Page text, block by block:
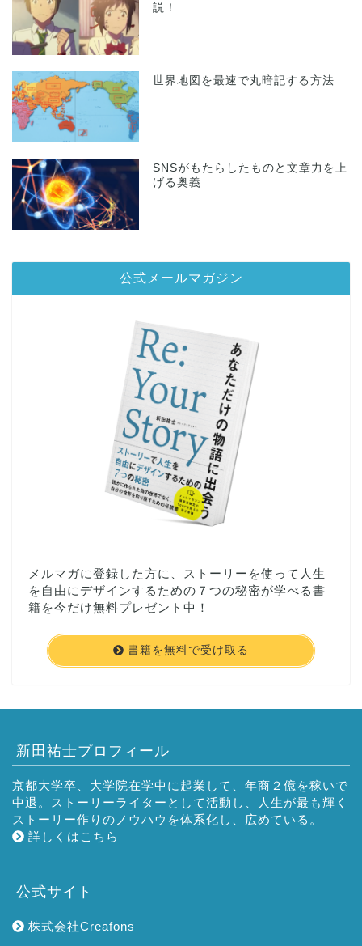
説！
世界地図を最速で丸暗記する方法
SNSがもたらしたものと文章力を上
げる奥義
公式メールマガジン
メルマガに登録した方に、ストーリーを使って人生
を自由にデザインするための７つの秘密が学べる書
籍を今だけ無料プレゼント中！
書籍を無料で受け取る
新田祐士プロフィール
京都大学卒、大学院在学中に起業して、年商２億を稼いで
中退。ストーリーライターとして活動し、人生が最も輝く
ストーリー作りのノウハウを体系化し、広めている。
詳しくはこちら
公式サイト
株式会社Creafons